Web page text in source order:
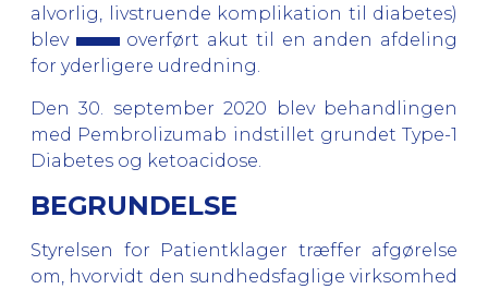
alvorlig, livstruende komplikation til diabetes)
blev
overført akut til en anden afdeling
for yderligere udredning.
Den 30. september 2020 blev behandlingen
med Pembrolizumab indstillet grundet Type-1
Diabetes og ketoacidose.
BEGRUNDELSE
Styrelsen for Patientklager træffer afgørelse
om, hvorvidt den sundhedsfaglige virksomhed